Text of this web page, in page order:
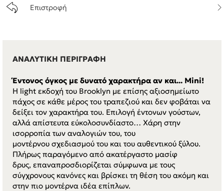
Επιστροφή
ΑΝΑΛΥΤΙΚΗ ΠΕΡΙΓΡΑΦΗ
Έντονος όγκος με δυνατό χαρακτήρα αν και... Mini!
H light εκδοχή του Brooklyn με επίσης αξιοσημείωτο
πάχος σε κάθε μέρος του τραπεζιού και δεν φοβάται να
δείξει τον χαρακτήρα του. Επιλογή έντονων γούστων,
αλλά απίστευτα εύκολοσυνδίαστο… Χάρη στην
ισορροπία των αναλογιών του, του
μοντέρνου σχεδιασμού του και του αυθεντικού ξύλου.
Πλήρως παραγόμενο από ακατέργαστο μασίφ
δρυς, επαναπροσδιορίζεται σύμφωνα με τους
σύγχρονους κανόνες και βρίσκει τη θέση του ακόμη και
στην πιο μοντέρνα ιδέα επίπλων.